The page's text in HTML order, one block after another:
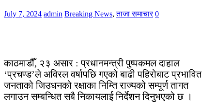
July 7, 2024 admin Breaking News,ताजा समाचार 0
काठमाडौँ, २३ असार : प्रधानमन्त्री पुष्पकमल दाहाल
‘प्रचण्ड’ले अविरल वर्षापछि गएको बाढी पहिरोबाट प्रभावित
जनताको जिउधनको रक्षाका निम्ति राज्यको सम्पूर्ण तागत
लगाउन सम्बन्धित सबै निकायलाई निर्देशन दिनुभएको छ ।